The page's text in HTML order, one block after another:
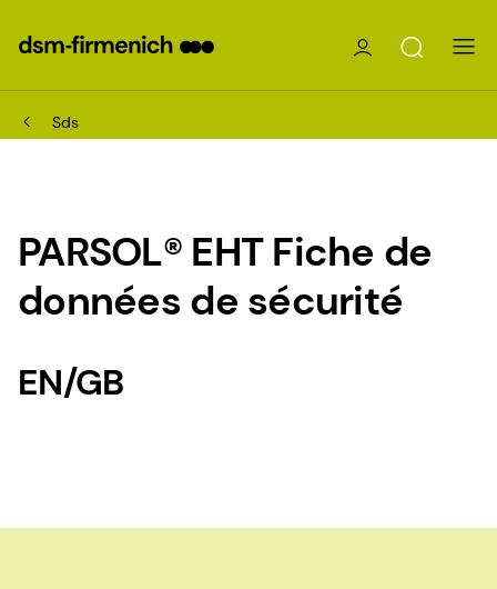
Sds
PARSOL® EHT Fiche de
données de sécurité
EN/GB